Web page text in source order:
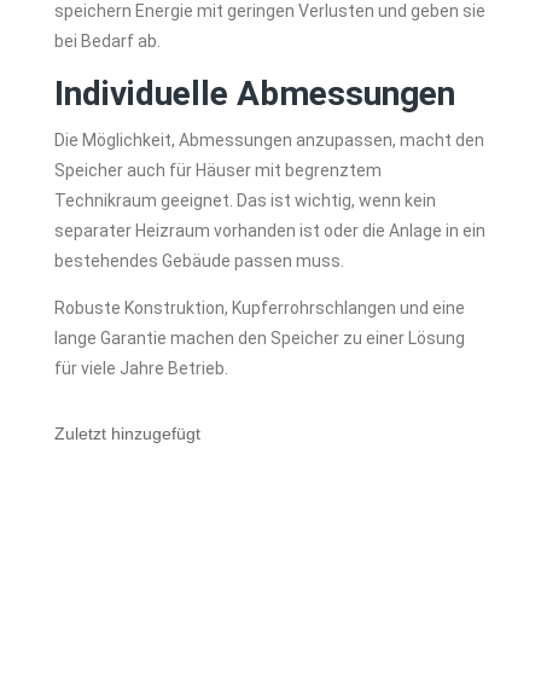
speichern Energie mit geringen Verlusten und geben sie
bei Bedarf ab.
Individuelle Abmessungen
Die Möglichkeit, Abmessungen anzupassen, macht den
Speicher auch für Häuser mit begrenztem
Technikraum geeignet. Das ist wichtig, wenn kein
separater Heizraum vorhanden ist oder die Anlage in ein
bestehendes Gebäude passen muss.
Robuste Konstruktion, Kupferrohrschlangen und eine
lange Garantie machen den Speicher zu einer Lösung
für viele Jahre Betrieb.
Zuletzt hinzugefügt